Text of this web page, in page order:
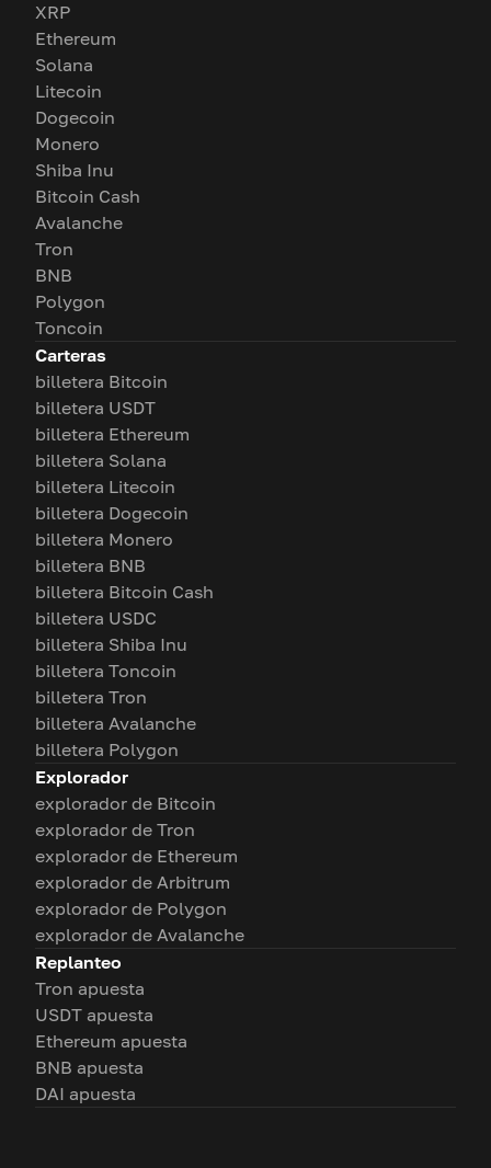
XRP
Ethereum
Solana
Litecoin
Dogecoin
Monero
Shiba Inu
Bitcoin Cash
Avalanche
Tron
BNB
Polygon
Toncoin
Carteras
billetera Bitcoin
billetera USDT
billetera Ethereum
billetera Solana
billetera Litecoin
billetera Dogecoin
billetera Monero
billetera BNB
billetera Bitcoin Cash
billetera USDC
billetera Shiba Inu
billetera Toncoin
billetera Tron
billetera Avalanche
billetera Polygon
Explorador
explorador de Bitcoin
explorador de Tron
explorador de Ethereum
explorador de Arbitrum
explorador de Polygon
explorador de Avalanche
Replanteo
Tron apuesta
USDT apuesta
Ethereum apuesta
BNB apuesta
DAI apuesta